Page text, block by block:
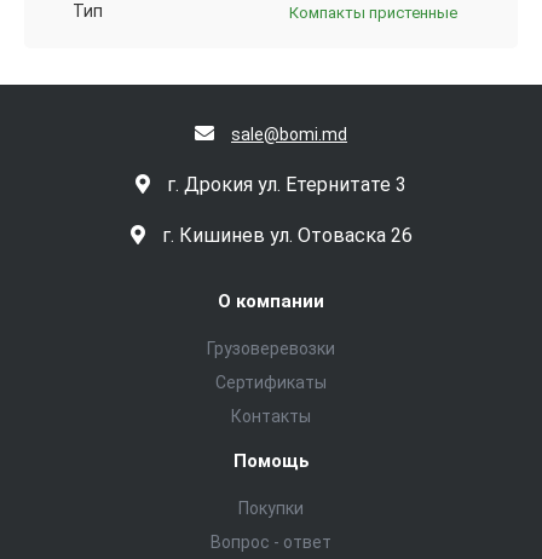
Тип Компакты пристенные
sale@bomi.md
г. Дрокия ул. Етернитате 3
г. Кишинев ул. Отоваска 26
О компании
Грузоверевозки
Сертификаты
Контакты
Помощь
Покупки
Вопрос - ответ